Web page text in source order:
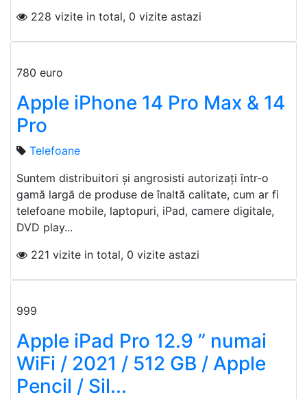
228 vizite in total, 0 vizite astazi
780 euro
Apple iPhone 14 Pro Max & 14
Pro
Telefoane
Suntem distribuitori și angrosisti autorizați într-o
gamă largă de produse de înaltă calitate, cum ar fi
telefoane mobile, laptopuri, iPad, camere digitale,
DVD play...
221 vizite in total, 0 vizite astazi
999
Apple iPad Pro 12.9 ” numai
WiFi / 2021 / 512 GB / Apple
Pencil / Sil...